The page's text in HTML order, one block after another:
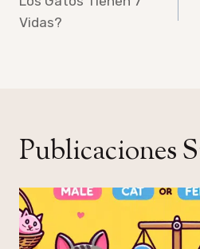
Vidas?
Publicaciones